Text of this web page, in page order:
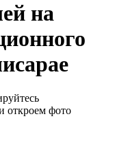
на
откроем фото